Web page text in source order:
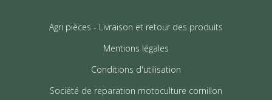
Agri pièces - Livraison et retour des produits
Mentions légales
Conditions d'utilisation
Société de reparation motoculture cornillon